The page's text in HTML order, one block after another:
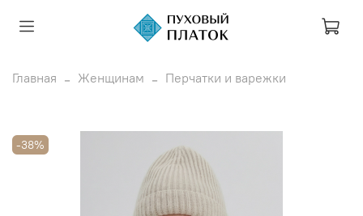
Главная Женщинам Перчатки и варежки
-38%